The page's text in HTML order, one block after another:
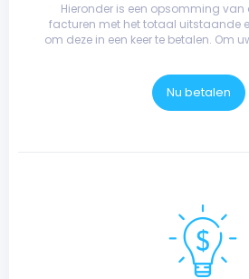
Hieronder is een opsomming van
facturen met het totaal uitstaande
om deze in een keer te betalen. Om
Nu betalen